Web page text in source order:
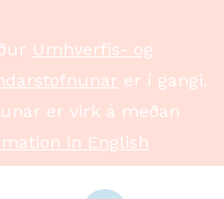
Umhverfis- og
er í gangi.
er virk á meðan
in English